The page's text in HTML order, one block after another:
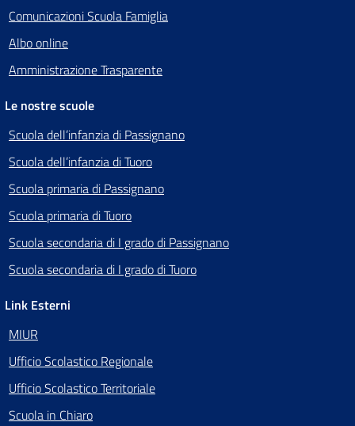
Comunicazioni Scuola Famiglia
Albo online
Amministrazione Trasparente
Le nostre scuole
Scuola dell’infanzia di Passignano
Scuola dell’infanzia di Tuoro
Scuola primaria di Passignano
Scuola primaria di Tuoro
Scuola secondaria di I grado di Passignano
Scuola secondaria di I grado di Tuoro
Link Esterni
MIUR
Ufficio Scolastico Regionale
Ufficio Scolastico Territoriale
Scuola in Chiaro